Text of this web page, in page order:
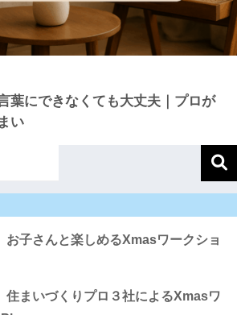
葉にできなくても大丈夫｜プロが
い
お子さんと楽しめるXmasワークショ
住まいづくりプロ３社によるXmasワ